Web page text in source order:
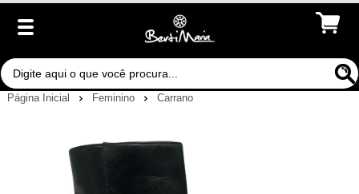
Página Inicial Feminino Carrano